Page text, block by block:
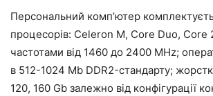
Персональний комп’ютер
процесорів: Celeron М, Core Duo, Core
частотами від 1460 до 2400 MHz;
в 512-1024 Mb DDR2-стандарту;
120, 160 Gb залежно від конфігурації